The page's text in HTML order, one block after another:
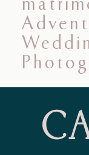
ABOUT
WEDDINGS
INFORMATION